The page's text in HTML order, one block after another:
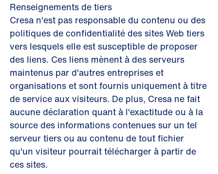
Renseignements de tiers
Cresa n'est pas responsable du contenu ou des
politiques de confidentialité des sites Web tiers
vers lesquels elle est susceptible de proposer
des liens. Ces liens mènent à des serveurs
maintenus par d'autres entreprises et
organisations et sont fournis uniquement à titre
de service aux visiteurs. De plus, Cresa ne fait
aucune déclaration quant à l'exactitude ou à la
source des informations contenues sur un tel
serveur tiers ou au contenu de tout fichier
qu'un visiteur pourrait télécharger à partir de
ces sites.